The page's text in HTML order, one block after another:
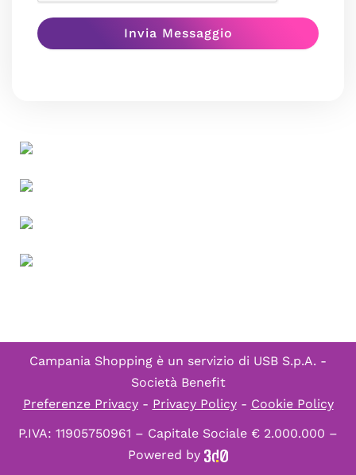
Campania Shopping è un servizio di USB S.p.A. -
Società Benefit
Preferenze Privacy- Privacy Policy- Cookie Policy
P.IVA: 11905750961 – Capitale Sociale € 2.000.000 –
Powered by